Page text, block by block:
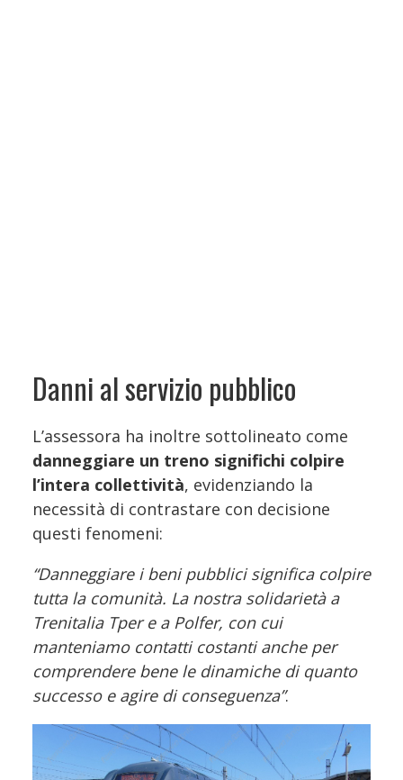
Danni al servizio pubblico
L’assessora ha inoltre sottolineato come
danneggiare un treno significhi colpire
l’intera collettività, evidenziando la
necessità di contrastare con decisione
questi fenomeni:
“Danneggiare i beni pubblici significa colpire
tutta la comunità. La nostra solidarietà a
Trenitalia Tper e a Polfer, con cui
manteniamo contatti costanti anche per
comprendere bene le dinamiche di quanto
successo e agire di conseguenza”.